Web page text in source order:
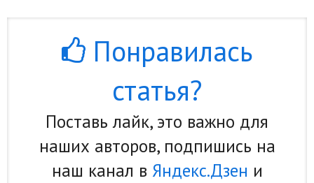
Понравилась
статья?
Поставь лайк, это важно для
наших авторов, подпишись на
наш канал в Яндекс.Дзен и